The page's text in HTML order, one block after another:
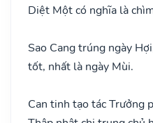
Diệt Một có nghĩa là
Sao Cang trúng ngày
tốt, nhất là ngày Mùi.
Can tinh tạo tác Trưởng